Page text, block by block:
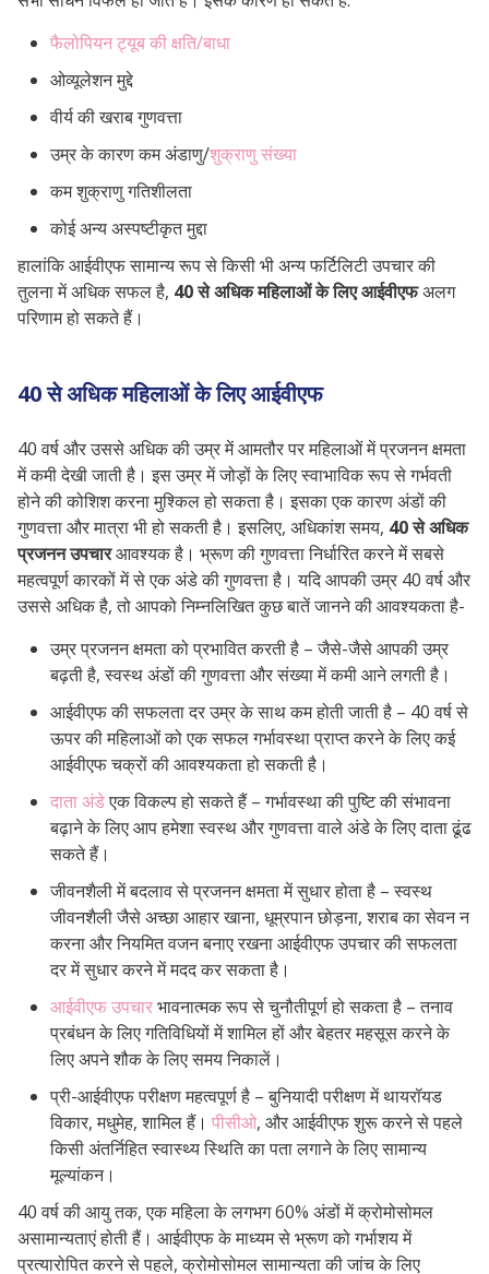
फैलोपियन ट्यूब की क्षति/बाधा
ओव्यूलेशन मुद्दे
वीर्य की खराब गुणवत्ता
उम्र के कारण कम अंडाणु/शुक्राणु संख्या
कम शुक्राणु गतिशीलता
कोई अन्य अस्पष्टीकृत मुद्दा
हालांकि आईवीएफ सामान्य रूप से किसी भी अन्य फर्टिलिटी उपचार की
तुलना में अधिक सफल है, 40 से अधिक महिलाओं के लिए आईवीएफअलग
परिणाम हो सकते हैं।
40 से अधिक महिलाओं के लिए आईवीएफ
40 वर्ष और उससे अधिक की उम्र में आमतौर पर महिलाओं में प्रजनन क्षमता
में कमी देखी जाती है। इस उम्र में जोड़ों के लिए स्वाभाविक रूप से गर्भवती
होने की कोशिश करना मुश्किल हो सकता है। इसका एक कारण अंडों की
गुणवत्ता और मात्रा भी हो सकती है।इसलिए, अधिकांश समय, 40 से अधिक
प्रजनन उपचारआवश्यक है। भ्रूण की गुणवत्ता निर्धारित करने में सबसे
महत्वपूर्ण कारकों में से एक अंडे की गुणवत्ता है।यदि आपकी उम्र 40 वर्ष और
उससे अधिक है, तो आपको निम्नलिखित कुछ बातें जानने की आवश्यकता है-
उम्र प्रजनन क्षमता को प्रभावित करती है – जैसे-जैसे आपकी उम्र
बढ़ती है, स्वस्थ अंडों की गुणवत्ता और संख्या में कमी आने लगती है।
आईवीएफ की सफलता दर उम्र के साथ कम होती जाती है – 40 वर्ष से
ऊपर की महिलाओं को एक सफल गर्भावस्था प्राप्त करने के लिए कई
आईवीएफ चक्रों की आवश्यकता हो सकती है।
दाता अंडेएक विकल्प हो सकते हैं – गर्भावस्था की पुष्टि की संभावना
बढ़ाने के लिए आप हमेशा स्वस्थ और गुणवत्ता वाले अंडे के लिए दाता ढूंढ
सकते हैं।
जीवनशैली में बदलाव से प्रजनन क्षमता में सुधार होता है – स्वस्थ
जीवनशैली जैसे अच्छा आहार खाना, धूम्रपान छोड़ना, शराब का सेवन न
करना और नियमित वजन बनाए रखना आईवीएफ उपचार की सफलता
दर में सुधार करने में मदद कर सकता है।
आईवीएफ उपचारभावनात्मक रूप से चुनौतीपूर्ण हो सकता है – तनाव
प्रबंधन के लिए गतिविधियों में शामिल हों और बेहतर महसूस करने के
लिए अपने शौक के लिए समय निकालें।
प्री-आईवीएफ परीक्षण महत्वपूर्ण है – बुनियादी परीक्षण में थायरॉयड
विकार, मधुमेह, शामिल हैं। पीसीओ, और आईवीएफ शुरू करने से पहले
किसी अंतर्निहित स्वास्थ्य स्थिति का पता लगाने के लिए सामान्य
मूल्यांकन।
40 वर्ष की आयु तक, एक महिला के लगभग 60% अंडों में क्रोमोसोमल
असामान्यताएं होती हैं। आईवीएफ के माध्यम से भ्रूण को गर्भाशय में
प्रत्यारोपित करने से पहले, क्रोमोसोमल सामान्यता की जांच के लिए